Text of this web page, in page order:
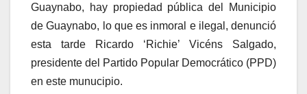
Guaynabo, hay propiedad pública del Municipio
de Guaynabo, lo que es inmoral e ilegal, denunció
esta tarde Ricardo ‘Richie’ Vicéns Salgado,
presidente del Partido Popular Democrático (PPD)
en este munucipio.